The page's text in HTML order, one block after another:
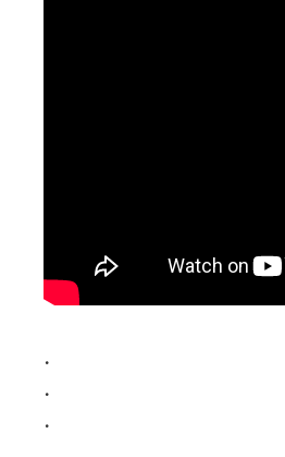
.
.
.